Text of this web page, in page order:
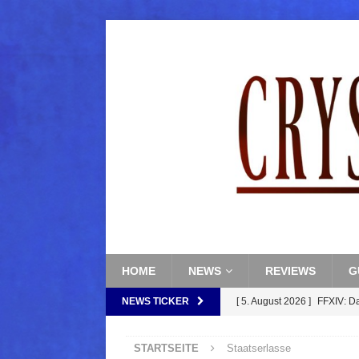
HOME NEWS REVIEWS
NEWS TICKER [ 5. August 2026 ] FFXIV:
STARTSEITE Staatserlasse